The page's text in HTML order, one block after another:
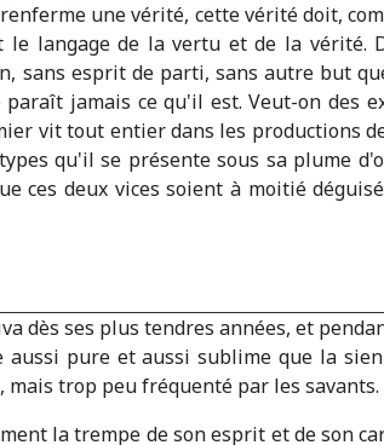
une vérité, cette vérité doit,
langage de la vertu et de la vérité.
sans esprit de parti, sans autre but
jamais ce qu'il est. Veut-on des
vit tout entier dans les productions
qu'il se présente sous sa plume
ces deux vices soient à moitié
dès ses plus tendres années, et
pure et aussi sublime que la
mais trop peu fréquenté par les savants.
la trempe de son esprit et de son